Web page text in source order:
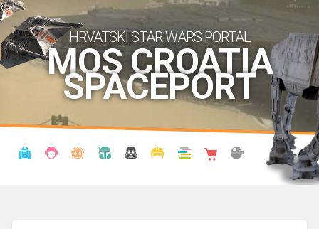
HRVATSKI STAR WARS PORTAL
MOS CROATIA
SPACEPORT